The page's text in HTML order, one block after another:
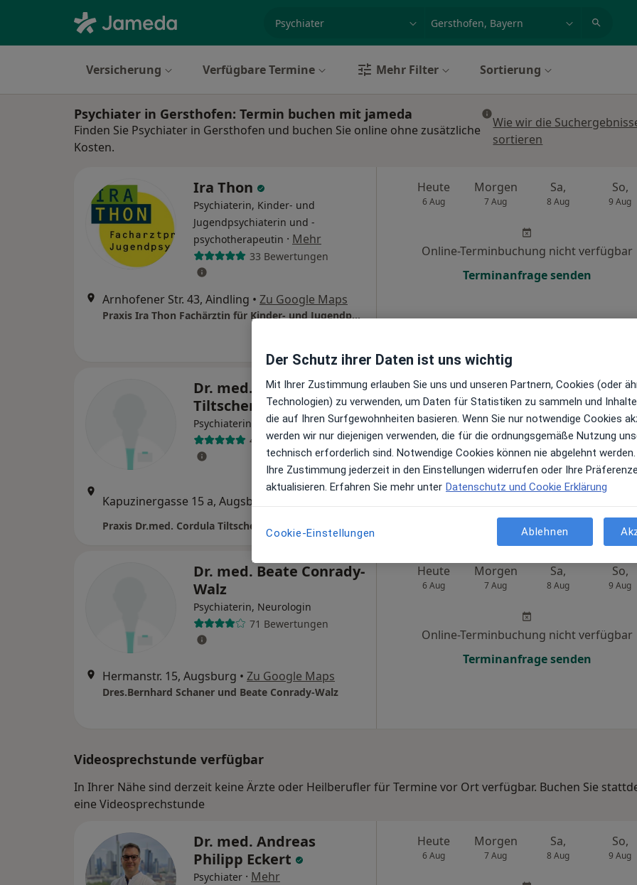
Versicherung Verfügbare Termine Mehr Filter Sortierung
Psychiater in Gersthofen: Termin buchen mit jameda
Finden Sie Psychiater in Gersthofen und buchen Sie online ohne zusätzliche
Kosten.
Wie wir die
sortieren
Ira Thon
Psychiaterin, Kinder- und
Jugendpsychiaterin und -
psychotherapeutin · Mehr
33 Bewertungen
Arnhofener Str. 43, Aindling • Zu Google Maps
Praxis Ira Thon Fachärztin für Kinder- und Jugendpsychiatrie
Heute
6 Aug
Morgen
7 Aug
Sa,
8 Aug
So,
9 Aug
Online-Terminbuchung nicht verfügbar
Terminanfrage senden
Dr. med. Cordula
Tiltscher
Psychiaterin Mehr
46 Bewertungen
Zu Google
Heute
6 Aug
Morgen
7 Aug
Sa,
8 Aug
So,
9 Aug
Online-Terminbuchung nicht verfügbar
Terminanfrage senden
Dr. med. Beate Conrady-
Walz
Psychiaterin, Neurologin
71 Bewertungen
Hermanstr. 15, Augsburg • Zu Google Maps
Dres.Bernhard Schaner und Beate Conrady-Walz
Heute
6 Aug
Morgen
7 Aug
Sa,
8 Aug
So,
9 Aug
Online-Terminbuchung nicht verfügbar
Terminanfrage senden
Videosprechstunde verfügbar
In Ihrer Nähe sind derzeit keine Ärzte oder Heilberufler für Termine vor Ort verfügbar. Buchen Sie
eine Videosprechstunde
Dr. med. Andreas
Philipp Eckert
Psychiater · Mehr
Heute
6 Aug
Morgen
7 Aug
Sa,
8 Aug
So,
9 Aug
Der Schutz ihrer Daten ist uns wichtig
Mit Ihrer Zustimmung erlauben Sie uns und unseren Partnern, Cookies (oder
Technologien) zu verwenden, um Daten für Statistiken zu sammeln und
die auf Ihren Surfgewohnheiten basieren. Wenn Sie nur notwendige Cookies
werden wir nur diejenigen verwenden, die für die ordnungsgemäße Nutzung
technisch erforderlich sind. Notwendige Cookies können nie abgelehnt werden.
Ihre Zustimmung jederzeit in den Einstellungen widerrufen oder Ihre
aktualisieren. Erfahren Sie mehr unter Datenschutz und Cookie Erklärung
Cookie-Einstellungen Ablehnen